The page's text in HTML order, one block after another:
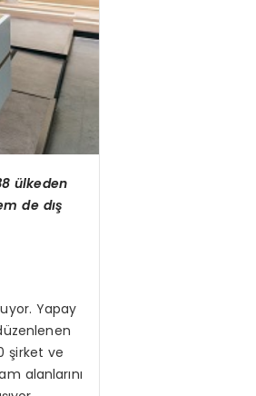
ülkeden
de dış
Yapay
şirket ve
alanlarını